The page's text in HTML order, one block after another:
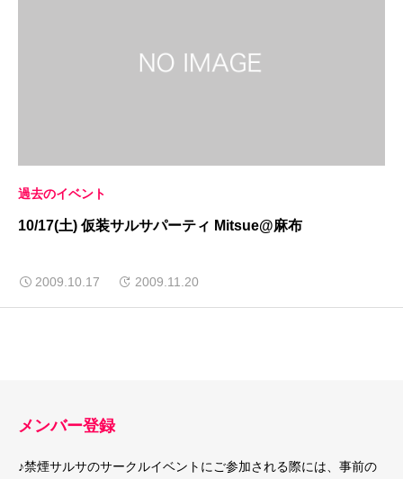
過去のイベント
10/17(土) 仮装サルサパーティ Mitsue@麻布
2009.10.17 2009.11.20
メンバー登録
♪禁煙サルサのサークルイベントにご参加される際には、事前の